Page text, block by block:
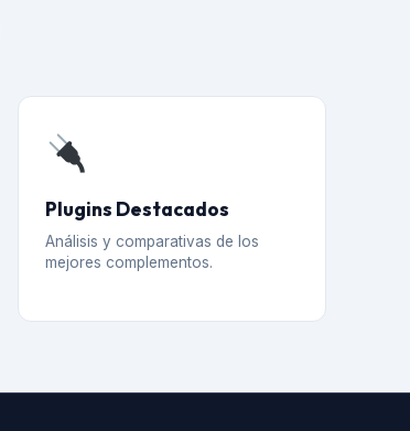
Plugins Destacados
Análisis y comparativas de los
mejores complementos.